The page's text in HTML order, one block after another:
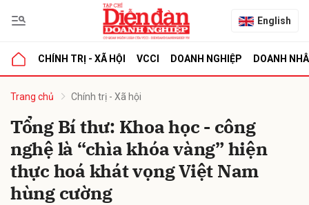
English
CHÍNH TRỊ - XÃ HỘI VCCI DOANH NGHIỆP DOANH
Trang chủ Chính trị - Xã hội
Tổng Bí thư: Khoa học - công
nghệ là “chìa khóa vàng” hiện
thực hoá khát vọng Việt Nam
hùng cường
luận